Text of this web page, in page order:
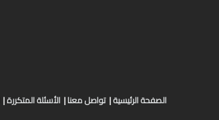
الصفحة الرئيسية|تواصل معنا| الأسئلة المتكررة|